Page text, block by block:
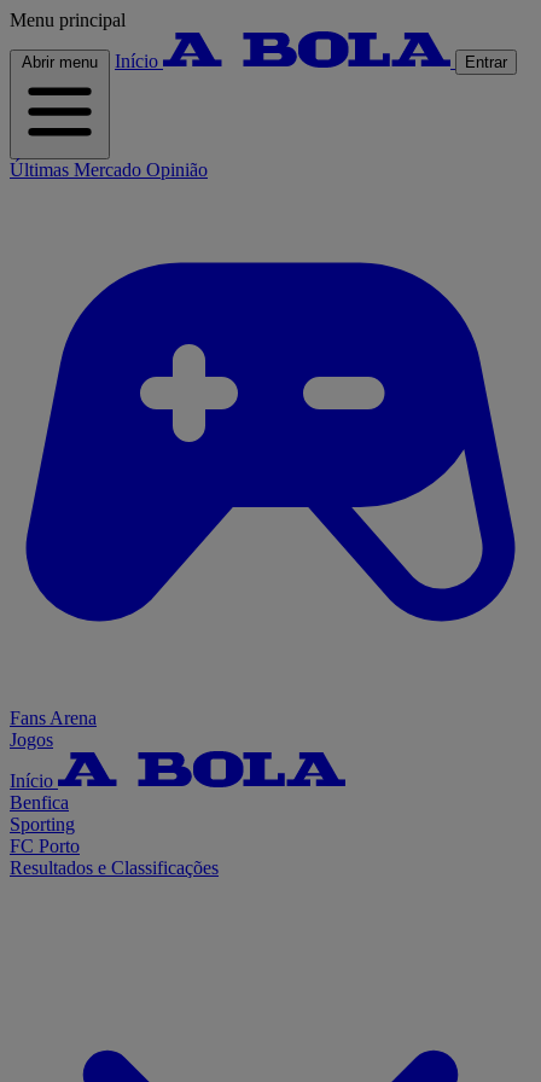
Menu principal
Abrir menu Início Entrar
Últimas Mercado Opinião
Fans Arena
Jogos
Início
Benfica
Sporting
FC Porto
Resultados e Classificações